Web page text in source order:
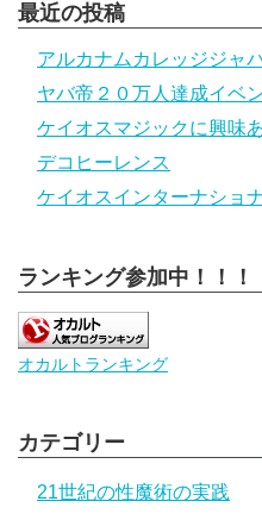
最近の投稿
アルカナムカレッジジャ
ヤバ帝２０万人達成イベ
ケイオスマジックに興味
デコヒーレンス
ケイオスインターナショ
ランキング参加中！！！
オカルトランキング
カテゴリー
21世紀の性魔術の実践